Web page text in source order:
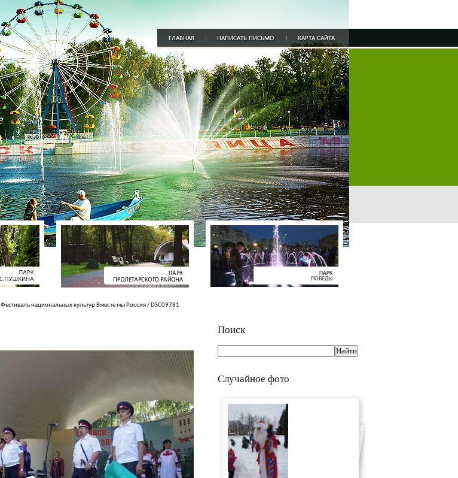
Фестиваль национальных культур Вместе мы Россия/ DSC09781
Поиск
Случайное фото